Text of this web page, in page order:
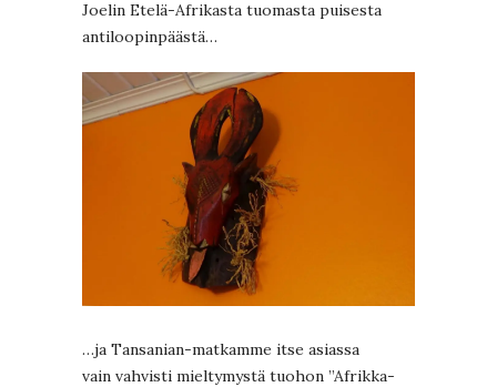
Joelin Etelä-Afrikasta tuomasta puisesta
antiloopinpäästä…
…ja Tansanian-matkamme itse asiassa
vain vahvisti mieltymystä tuohon ”Afrikka-